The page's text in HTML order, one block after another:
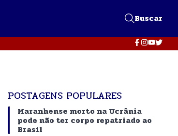
Buscar
POSTAGENS POPULARES
Maranhense morto na Ucrânia
pode não ter corpo repatriado ao
Brasil